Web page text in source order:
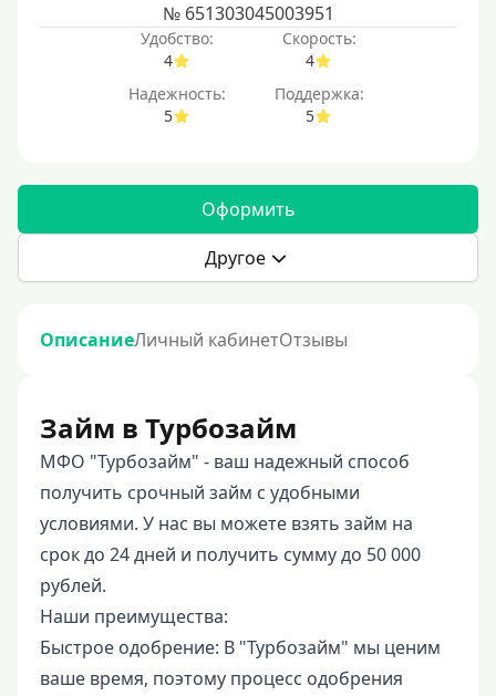
№ 651303045003951
Удобство:
4
Скорость:
4
Надежность:
5
Поддержка:
5
Оформить
Другое
ОписаниеЛичный кабинетОтзывы
Займ в Турбозайм
МФО "Турбозайм" - ваш надежный способ
получить срочный займ с удобными
условиями. У нас вы можете взять займ на
срок до 24 дней и получить сумму до 50 000
рублей.
Наши преимущества:
Быстрое одобрение: В "Турбозайм" мы ценим
ваше время, поэтому процесс одобрения